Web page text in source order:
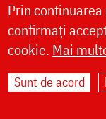
Prin
confirmați
cookie. Mai
Sunt de acord